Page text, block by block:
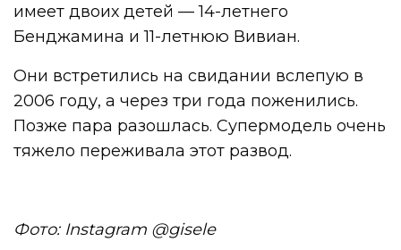
имеет двоих детей — 14-летнего
Бенджамина и 11-летнюю Вивиан.
Они встретились на свидании вслепую в
2006 году, а через три года поженились.
Позже пара разошлась. Супермодель очень
тяжело переживала этот развод.
Фото: Instagram @gisele